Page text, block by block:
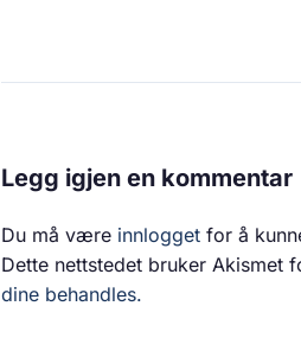
Legg igjen en kommentar
Du må være innlogget for å
Dette nettstedet bruker Akismet
dine behandles.